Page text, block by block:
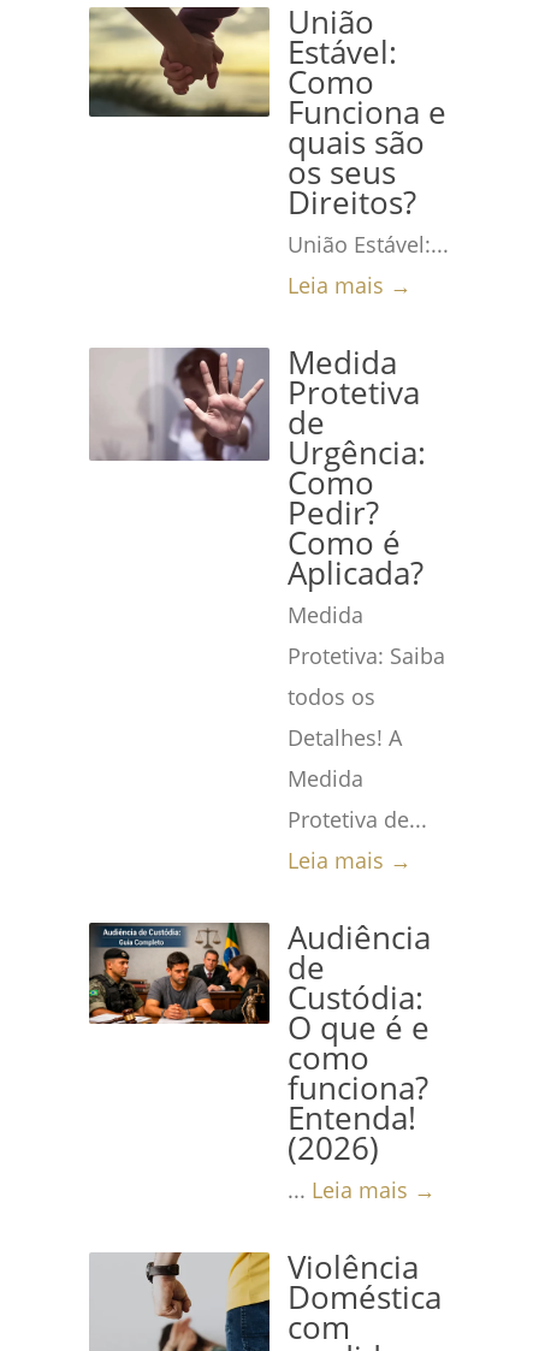
União
Estável:
Como
Funciona e
quais são
os seus
Direitos?
União Estável:...
Leia mais →
Medida
Protetiva
de
Urgência:
Como
Pedir?
Como é
Aplicada?
Medida
Protetiva: Saiba
todos os
Detalhes! A
Medida
Protetiva de...
Leia mais →
Audiência
de
Custódia:
O que é e
como
funciona?
Entenda!
(2026)
... Leia mais →
Violência
Doméstica
com